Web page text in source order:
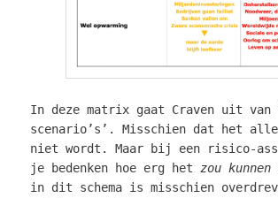
In deze matrix gaat Craven uit van
scenario’s’. Misschien dat het
niet wordt. Maar bij een risico-
je bedenken hoe erg hetzou kunnen
in dit schema is misschien